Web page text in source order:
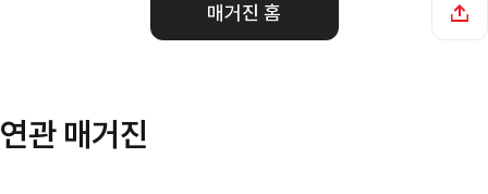
매거진 홈
연관 매거진